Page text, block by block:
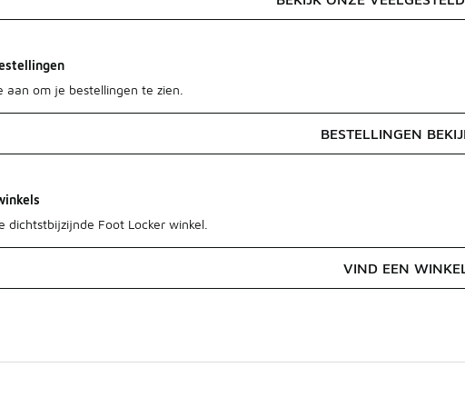
aan om je bestellingen te zien.
BESTELLINGEN
dichtstbijzijnde Foot Locker winkel.
VIND EEN